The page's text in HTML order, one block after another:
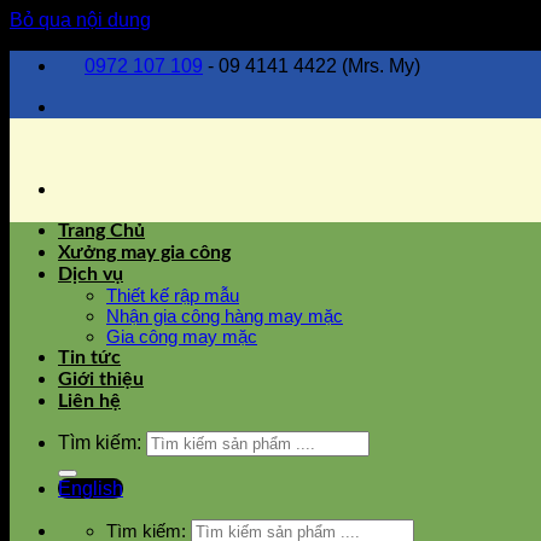
Bỏ qua nội dung
0972 107 109 - 09 4141 4422 (Mrs. My)
Trang Chủ
Xưởng may gia công
Dịch vụ
Thiết kế rập mẫu
Nhận gia công hàng may mặc
Gia công may mặc
Tin tức
Giới thiệu
Liên hệ
Tìm kiếm:
English
Tìm kiếm: